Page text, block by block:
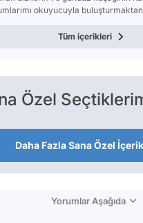
okuyucuyla
Tüm içerikleri
Özel
Daha Fazla Sana Özel
Yorumlar Aşağıda